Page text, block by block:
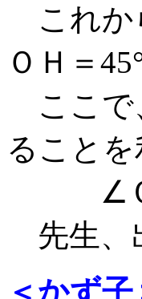
これか
ＯＨ＝45°
ここで
ることを
∠ＣＯ
先生、
＜かず子